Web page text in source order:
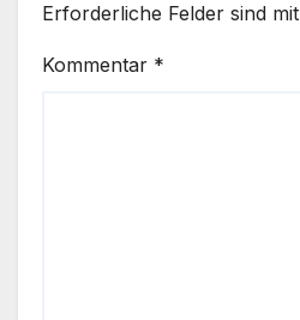
Erforderliche Felder sind mit
Kommentar *